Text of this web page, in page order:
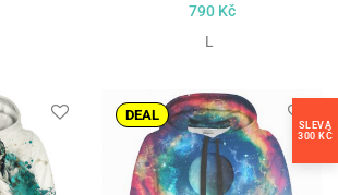
790 Kč
L
DEAL
SLEVA
300 KČ